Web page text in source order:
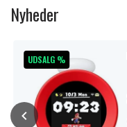
of
11
Nyheder
UDSALG %